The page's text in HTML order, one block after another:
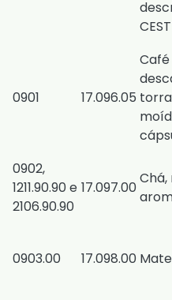
0901 17.096.05
Café
0902,
1211.90.90 e
2106.90.90
17.097.00
0903.00 17.098.00 Mate